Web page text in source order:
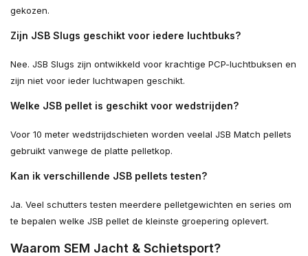
gekozen.
Zijn JSB Slugs geschikt voor iedere luchtbuks?
Nee. JSB Slugs zijn ontwikkeld voor krachtige PCP-luchtbuksen en
zijn niet voor ieder luchtwapen geschikt.
Welke JSB pellet is geschikt voor wedstrijden?
Voor 10 meter wedstrijdschieten worden veelal JSB Match pellets
gebruikt vanwege de platte pelletkop.
Kan ik verschillende JSB pellets testen?
Ja. Veel schutters testen meerdere pelletgewichten en series om
te bepalen welke JSB pellet de kleinste groepering oplevert.
Waarom SEM Jacht & Schietsport?